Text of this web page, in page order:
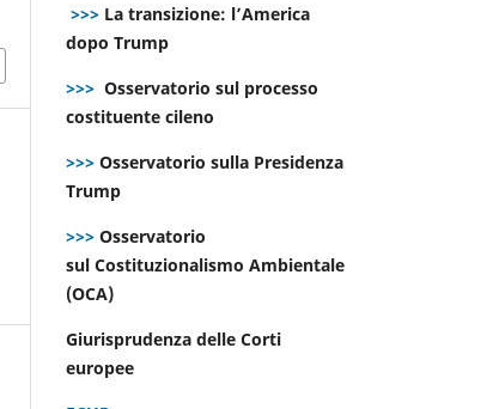
>>> La transizione: l’America
dopo Trump
>>> Osservatorio sul processo
costituente cileno
>>> Osservatorio sulla Presidenza
Trump
>>> Osservatorio
sul Costituzionalismo Ambientale
(OCA)
Giurisprudenza delle Corti
europee